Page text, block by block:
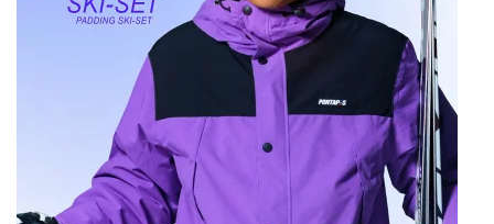
Amazonで詳細を見る
楽天で詳細を見る
Amazonで詳細を見る
楽天で詳細を見る